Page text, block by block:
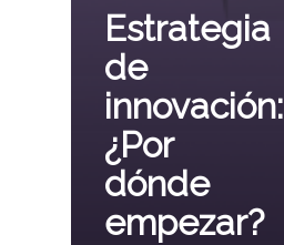
Estrategia
de
innovación:
¿Por
dónde
empezar?